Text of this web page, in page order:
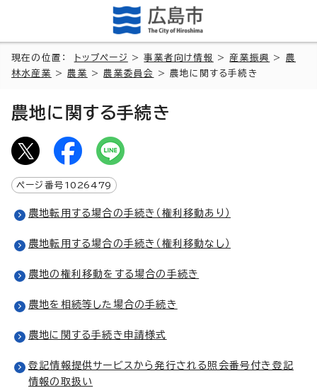
現在の位置： トップページ >事業者向け情報 > 産業振興 > 農
林水産業
> 農業 > 農業委員会 > 農地に関する手続き
農地に関する手続き
ページ番号 1026479
農地転用する場合の手続き（権利移動あり）
農地転用する場合の手続き（権利移動なし）
農地の権利移動をする場合の手続き
農地を相続等した場合の手続き
農地に関する手続き申請様式
登記情報提供サービスから発行される照会番号付き登記
情報の取扱い